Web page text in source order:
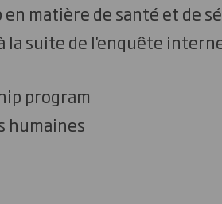
matière de santé et de
la suite de l'enquête
program
humaines